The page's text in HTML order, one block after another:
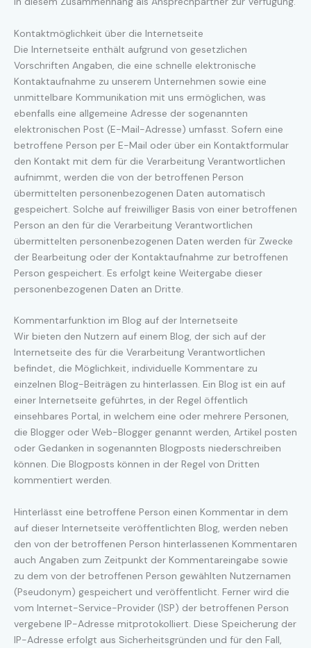
Kontaktmöglichkeit über die Internetseite
Die Internetseite enthält aufgrund von gesetzlichen
Vorschriften Angaben, die eine schnelle elektronische
Kontaktaufnahme zu unserem Unternehmen sowie eine
unmittelbare Kommunikation mit uns ermöglichen, was
ebenfalls eine allgemeine Adresse der sogenannten
elektronischen Post (E-Mail-Adresse) umfasst. Sofern eine
betroffene Person per E-Mail oder über ein Kontaktformular
den Kontakt mit dem für die Verarbeitung Verantwortlichen
aufnimmt, werden die von der betroffenen Person
übermittelten personenbezogenen Daten automatisch
gespeichert. Solche auf freiwilliger Basis von einer betroffenen
Person an den für die Verarbeitung Verantwortlichen
übermittelten personenbezogenen Daten werden für Zwecke
der Bearbeitung oder der Kontaktaufnahme zur betroffenen
Person gespeichert. Es erfolgt keine Weitergabe dieser
personenbezogenen Daten an Dritte.
Kommentarfunktion im Blog auf der Internetseite
Wir bieten den Nutzern auf einem Blog, der sich auf der
Internetseite des für die Verarbeitung Verantwortlichen
befindet, die Möglichkeit, individuelle Kommentare zu
einzelnen Blog-Beiträgen zu hinterlassen. Ein Blog ist ein auf
einer Internetseite geführtes, in der Regel öffentlich
einsehbares Portal, in welchem eine oder mehrere Personen,
die Blogger oder Web-Blogger genannt werden, Artikel posten
oder Gedanken in sogenannten Blogposts niederschreiben
können. Die Blogposts können in der Regel von Dritten
kommentiert werden.
Hinterlässt eine betroffene Person einen Kommentar in dem
auf dieser Internetseite veröffentlichten Blog, werden neben
den von der betroffenen Person hinterlassenen Kommentaren
auch Angaben zum Zeitpunkt der Kommentareingabe sowie
zu dem von der betroffenen Person gewählten Nutzernamen
(Pseudonym) gespeichert und veröffentlicht. Ferner wird die
vom Internet-Service-Provider (ISP) der betroffenen Person
vergebene IP-Adresse mitprotokolliert. Diese Speicherung der
IP-Adresse erfolgt aus Sicherheitsgründen und für den Fall,